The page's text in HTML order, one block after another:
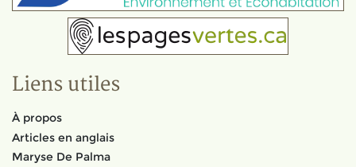
Liens utiles
À propos
Articles en anglais
Maryse De Palma